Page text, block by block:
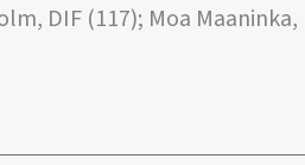
DIF (117); Moa Maaninka,